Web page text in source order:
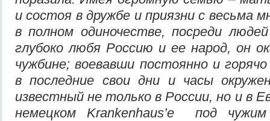
и состоя в дружбе и приязни с весьма
в полном одиночестве, посреди
глубоко любя Россию и ее народ, он
чужбине; воевавши постоянно и
в последние свои дни и часы
известный не только в России, но и в
немецком Krankenhaus’e под